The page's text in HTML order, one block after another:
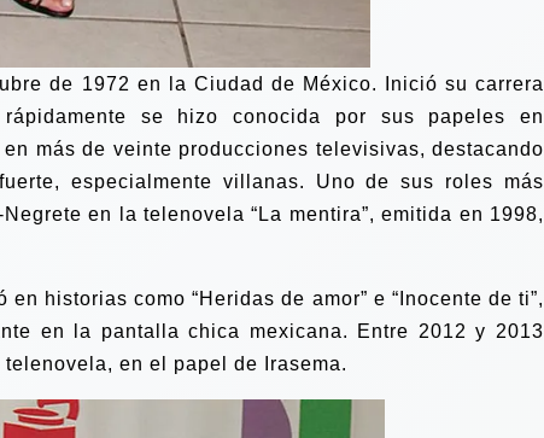
de 1972 en la Ciudad de México. Inició su carrera
se hizo conocida por sus papeles en
más de veinte producciones televisivas, destacando
especialmente villanas. Uno de sus roles más
en la telenovela “La mentira”, emitida en 1998,
historias como “Heridas de amor” e “Inocente de ti”,
en la pantalla chica mexicana. Entre 2012 y 2013
en el papel de Irasema.